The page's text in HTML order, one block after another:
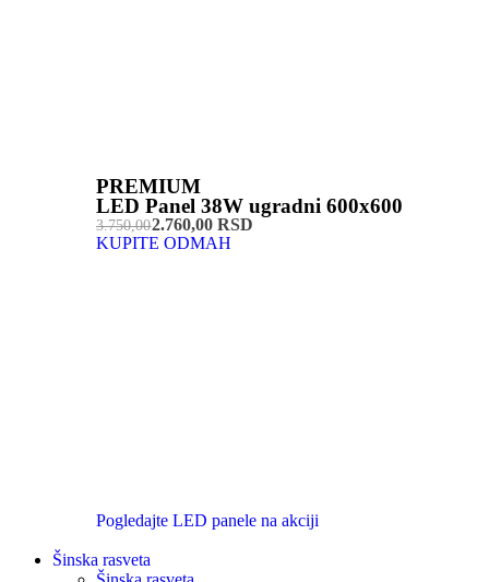
PREMIUM
LED Panel 38W ugradni 600x600
3.750,002.760,00 RSD
KUPITE ODMAH
Pogledajte LED panele na akciji
Šinska rasveta